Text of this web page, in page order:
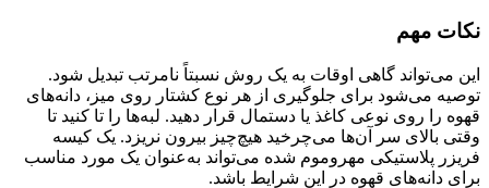
نکات مهم
این می‌تواند گاهی اوقات به یک روش نسبتاً نامرتب تبدیل شود.
توصیه می‌شود برای جلوگیری از هر نوع کشتار روی میز، دانه‌های
قهوه را روی نوعی کاغذ یا دستمال قرار دهید. لبه‌ها را تا کنید تا
وقتی بالای سر آن‌ها می‌چرخید هیچ‌چیز بیرون نریزد. یک کیسه
فریزر پلاستیکی مهروموم شده می‌تواند به‌عنوان یک مورد مناسب
برای دانه‌های قهوه در این شرایط باشد.